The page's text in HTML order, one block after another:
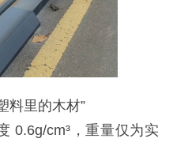
里的木材”
0.6g/cm³，重量仅为实